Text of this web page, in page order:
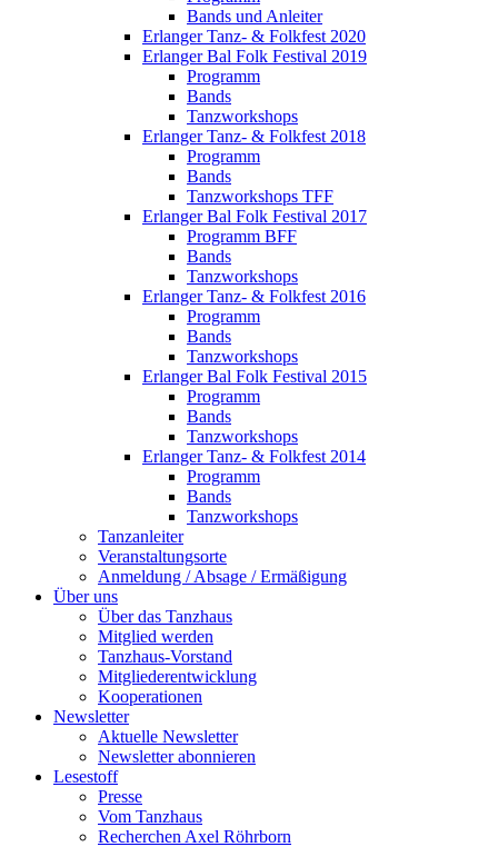
Bands und Anleiter
Erlanger Tanz- & Folkfest 2020
Erlanger Bal Folk Festival 2019
Programm
Bands
Tanzworkshops
Erlanger Tanz- & Folkfest 2018
Programm
Bands
Tanzworkshops TFF
Erlanger Bal Folk Festival 2017
Programm BFF
Bands
Tanzworkshops
Erlanger Tanz- & Folkfest 2016
Programm
Bands
Tanzworkshops
Erlanger Bal Folk Festival 2015
Programm
Bands
Tanzworkshops
Erlanger Tanz- & Folkfest 2014
Programm
Bands
Tanzworkshops
Tanzanleiter
Veranstaltungsorte
Anmeldung / Absage / Ermäßigung
Über uns
Über das Tanzhaus
Mitglied werden
Tanzhaus-Vorstand
Mitgliederentwicklung
Kooperationen
Newsletter
Aktuelle Newsletter
Newsletter abonnieren
Lesestoff
Presse
Vom Tanzhaus
Recherchen Axel Röhrborn